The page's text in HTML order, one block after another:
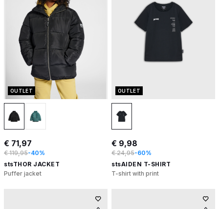
OUTLET
€ 71,97
€ 119,95-40%
stsTHOR JACKET
Puffer jacket
OUTLET
€ 9,98
€ 24,95-60%
stsAIDEN T-SHIRT
T-shirt with print